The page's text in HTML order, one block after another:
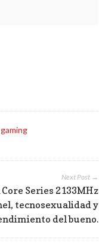
Next Post →
Series 2133MHz
tecnosexualidad y
del bueno.